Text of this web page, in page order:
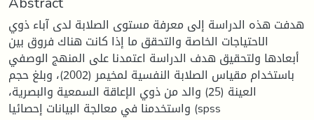
هدفت هذه الدراسة إلى معرفة مستوى الصلابة لدى آباء ذوي
الاحتياجات الخاصة والتحقق ما إذا كانت هناك فروق بين
أبعادها ولتحقيق هدف الدراسة اعتمدنا على المنهج الوصفي
باستخدام مقياس الصلابة النفسية لمخيمر (2002)، وبلغ حجم
العينة (25) والد من ذوي الإعاقة السمعية والبصرية،
واستخدمنا في معالجة البيانات إحصائيا (spss